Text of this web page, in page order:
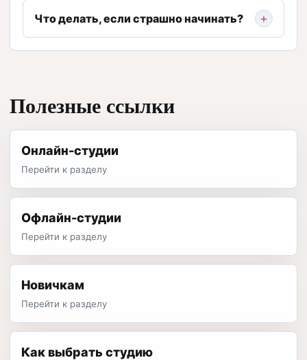
Что делать, если страшно начинать?
Полезные ссылки
Онлайн-студии
Перейти к разделу
Офлайн-студии
Перейти к разделу
Новичкам
Перейти к разделу
Как выбрать студию